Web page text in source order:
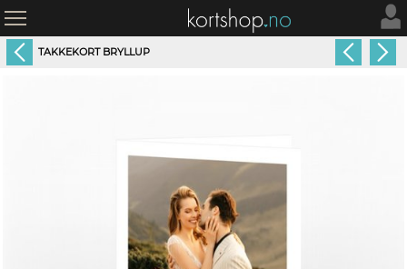
TAKKEKORT BRYLLUP